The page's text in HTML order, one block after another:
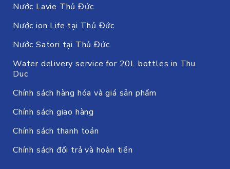
Nước Lavie Thủ Đức
Nước ion Life tại Thủ Đức
Nước Satori tại Thủ Đức
Water delivery service for 20L bottles in Thu
Duc
Chính sách hàng hóa và giá sản phẩm
Chính sách giao hàng
Chính sách thanh toán
Chính sách đổi trả và hoàn tiền